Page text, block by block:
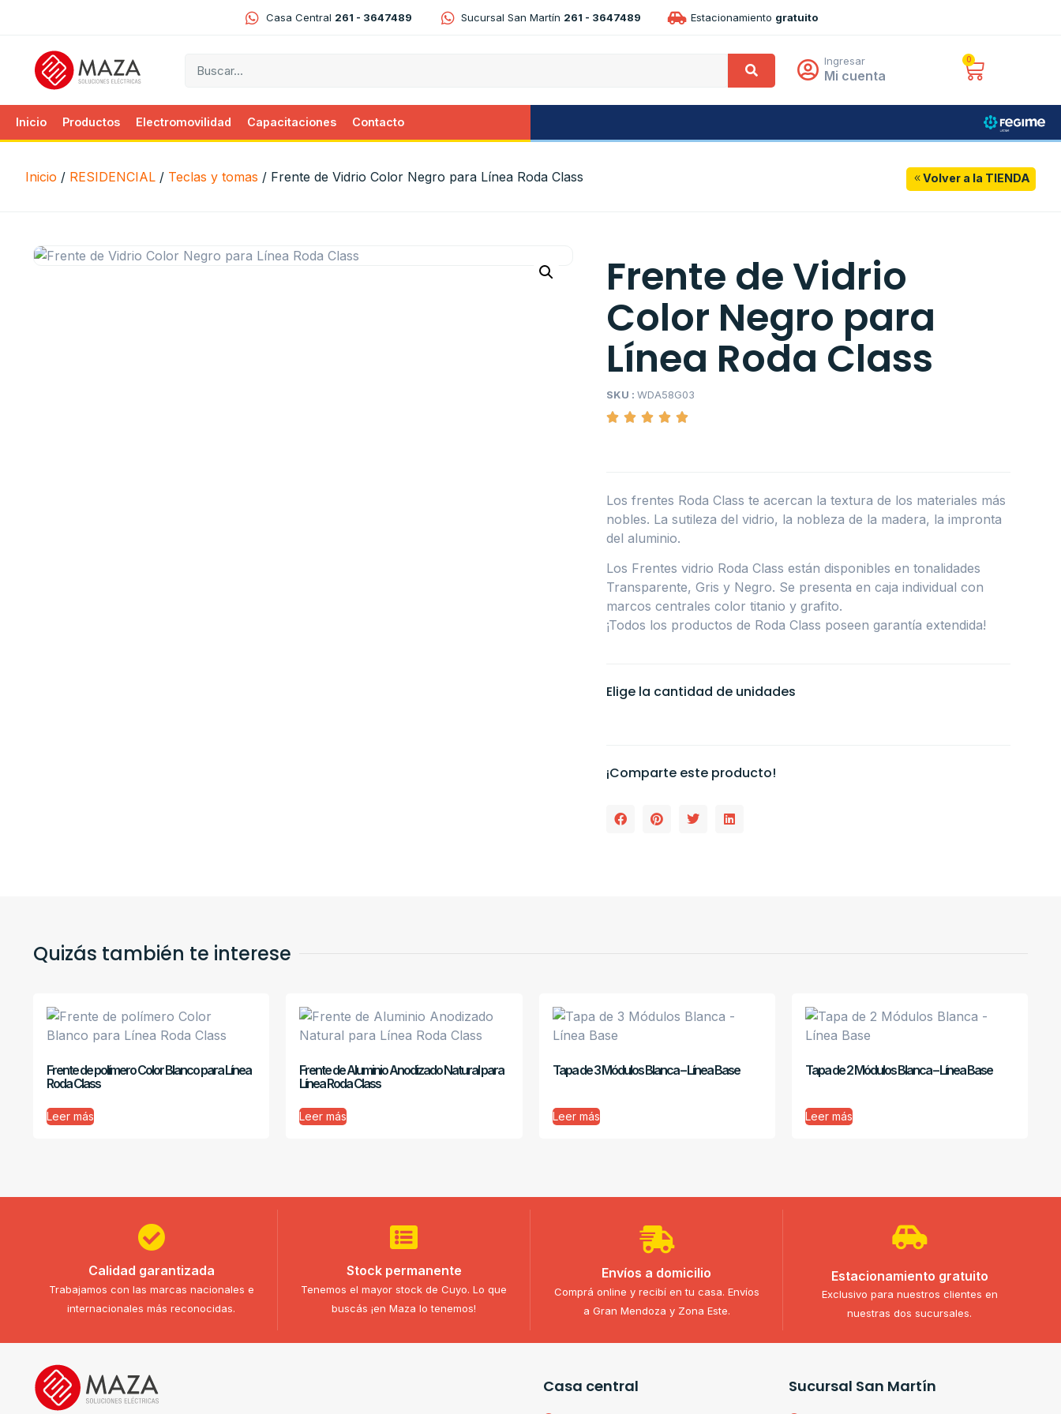
Casa Central 261 - 3647489 Sucursal San Martín 261 - 3647489 Estacionamiento gratuito
Ingresar
Mi cuenta
0
Inicio Productos Electromovilidad Capacitaciones Contacto
Inicio / RESIDENCIAL / Teclas y tomas / Frente de Vidrio Color Negro para Línea Roda Class Volver a la TIENDA
Frente de Vidrio
Color Negro para
Línea Roda Class
SKU : WDA58G03
Los frentes Roda Class te acercan la textura de los materiales más
nobles. La sutileza del vidrio, la nobleza de la madera, la impronta
del aluminio.
Los Frentes vidrio Roda Class están disponibles en tonalidades
Transparente, Gris y Negro. Se presenta en caja individual con
marcos centrales color titanio y grafito.
¡Todos los productos de Roda Class poseen garantía extendida!
Elige la cantidad de unidades
¡Comparte este producto!
Quizás también te interese
Frente de polímero Color Blanco para Línea
Roda Class
Leer más
Frente de Aluminio Anodizado Natural para
Línea Roda Class
Leer más
Tapa de 3 Módulos Blanca – Línea Base
Leer más
Tapa de 2 Módulos Blanca – Línea Base
Leer más
Calidad garantizada
Trabajamos con las marcas nacionales e
internacionales más reconocidas.
Stock permanente
Tenemos el mayor stock de Cuyo. Lo que
buscás ¡en Maza lo tenemos!
Envíos a domicilio
Comprá online y recibí en tu casa. Envíos
a Gran Mendoza y Zona Este.
Estacionamiento gratuito
Exclusivo para nuestros clientes en
nuestras dos sucursales.
Casa central Sucursal San Martín